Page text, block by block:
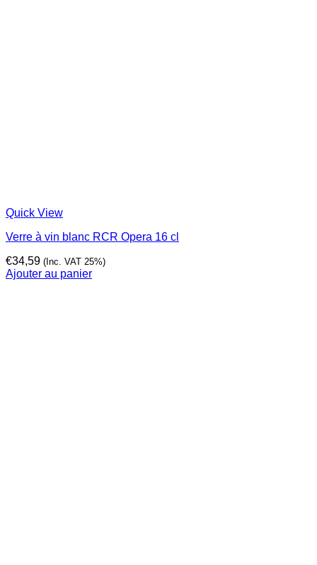
Quick View
Verre à vin blanc RCR Opera 16 cl
€34,59 (Inc. VAT 25%)
Ajouter au panier